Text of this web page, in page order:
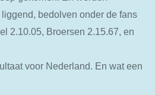
bedolven onder de fans
2.10.05, Broersen 2.15.67, en
voor Nederland. En wat een